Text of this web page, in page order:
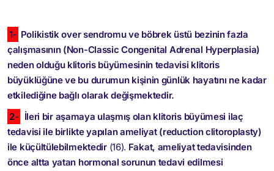
1- Polikistik over sendromu ve böbrek üstü bezinin fazla
çalışmasının (Non-Classic Congenital Adrenal Hyperplasia)
neden olduğu klitoris büyümesinin tedavisi klitoris
büyüklüğüne ve bu durumun kişinin günlük hayatını ne kadar
etkilediğine bağlı olarak değişmektedir.
2- İleri bir aşamaya ulaşmış olan klitoris büyümesi ilaç
tedavisi ile birlikte yapılan ameliyat (reduction clitoroplasty)
ile küçültülebilmektedir(16). Fakat, ameliyat tedavisinden
önce altta yatan hormonal sorunun tedavi edilmesi